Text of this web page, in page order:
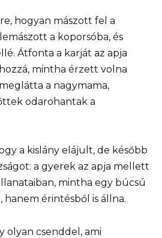
hogyan mászott fel a
a koporsóba, és
Átfonta a karját az apja
mintha érzett volna
a nagymama,
odarohantak a
a kislány elájult, de később
a gyerek az apja mellett
mintha egy búcsú
hanem érintésből is állna.
olyan csenddel, ami